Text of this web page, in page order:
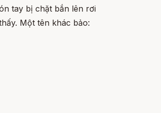
tay bị chặt bắn lên rơi
Một tên khác bảo: